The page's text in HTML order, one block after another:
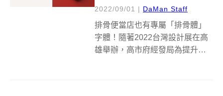
2022/09/01 | DaMan Staff
排骨便當店也有專屬「排骨體」
字體！隨著2022台灣設計展在高
雄舉辦，高市府經發局為提升在